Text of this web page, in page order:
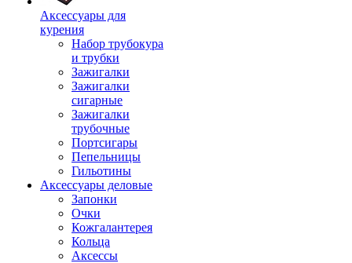
Аксессуары для
курения
Набор трубокура
и трубки
Зажигалки
Зажигалки
сигарные
Зажигалки
трубочные
Портсигары
Пепельницы
Гильотины
Аксессуары деловые
Запонки
Очки
Кожгалантерея
Кольца
Аксессы